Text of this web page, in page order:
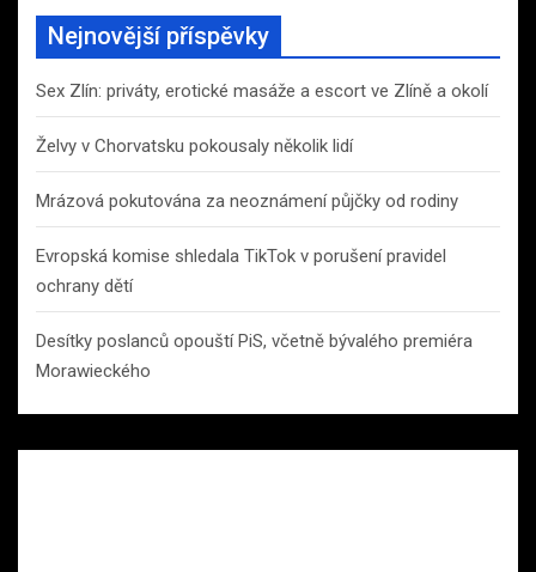
Nejnovější příspěvky
Sex Zlín: priváty, erotické masáže a escort ve Zlíně a okolí
Želvy v Chorvatsku pokousaly několik lidí
Mrázová pokutována za neoznámení půjčky od rodiny
Evropská komise shledala TikTok v porušení pravidel
ochrany dětí
Desítky poslanců opouští PiS, včetně bývalého premiéra
Morawieckého